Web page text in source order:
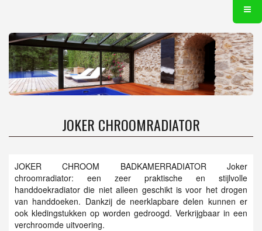
JOKER CHROOMRADIATOR
JOKER CHROOM BADKAMERRADIATOR Joker
chroomradiator: een zeer praktische en stijlvolle
handdoekradiator die niet alleen geschikt is voor het drogen
van handdoeken. Dankzij de neerklapbare delen kunnen er
ook kledingstukken op worden gedroogd. Verkrijgbaar in een
verchroomde uitvoering.